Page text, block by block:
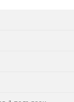
8 наников.